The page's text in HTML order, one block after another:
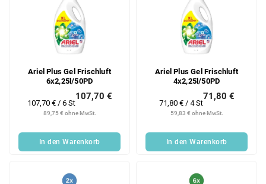
Ariel Plus Gel Frischluft
6x2,25l/50PD
89,75 € ohne MwSt.
107,70 €
Verkaufspreis:
107,70 € / 6 St
In den Warenkorb
Ariel Plus Gel Frischluft
4x2,25l/50PD
59,83 € ohne MwSt.
71,80 €
Verkaufspreis:
71,80 € / 4 St
In den Warenkorb